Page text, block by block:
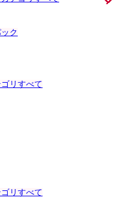
ク
リすべて
リすべて